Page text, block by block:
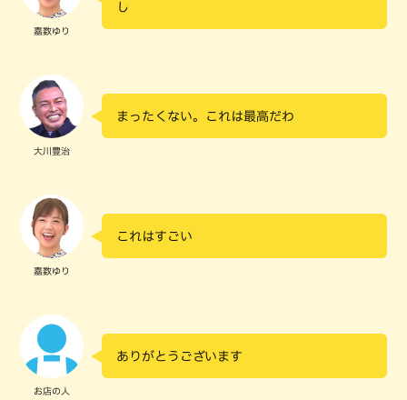
嘉数ゆり
し
大川豊治
まったくない。これは最高だわ
嘉数ゆり
これはすごい
お店の人
ありがとうございます